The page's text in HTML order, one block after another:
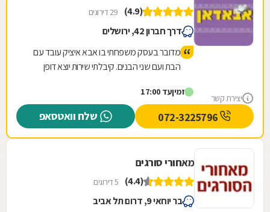
יצירת קשר
(4.9) 29 דירוגים
דרך חברון 42, ירושלים
מדובר בעסק משפחתי בו אבא איציק עובד עם
הבת ועם שני הבנים. קיבלתי שירות יוצא דופן
תוך חצי שעה מוצר שביקשתי וזאת ממש בזול.
טיב המוצר מעולה. כמו כן ביקרתי בחנות שלהם
עם מבחר ענק של רהיטי גן ועוד המון דברים
חיוניים. החנות נמצצת ברחוב הרכב 46.
זמיןעד 17:00
שלח וואטסאפ
מאחורי סורגים
(4.4) 5 דירוגים
בר יוחאי 9, דרום תל אביב